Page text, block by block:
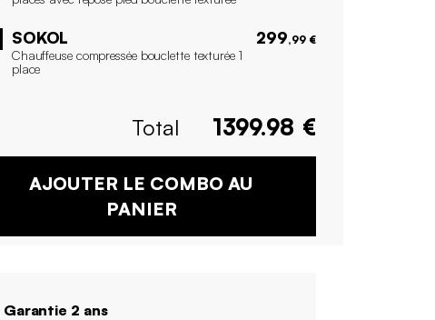
SOKOL
Chauffeuse compressée bouclette texturée 1
place
299,99 €
Total 1399.98 €
AJOUTER LE COMBO AU
PANIER
Garantie 2 ans